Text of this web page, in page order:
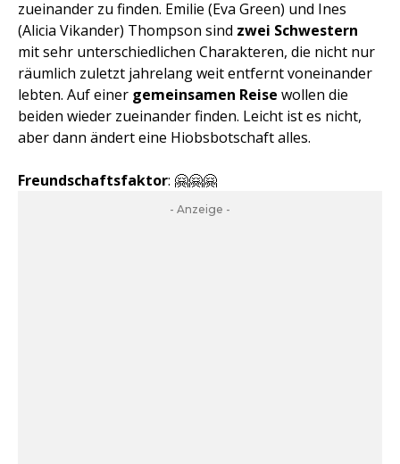
zueinander zu finden. Emilie (Eva Green) und Ines
(Alicia Vikander) Thompson sind zwei Schwestern
mit sehr unterschiedlichen Charakteren, die nicht nur
räumlich zuletzt jahrelang weit entfernt voneinander
lebten. Auf einer gemeinsamen Reise wollen die
beiden wieder zueinander finden. Leicht ist es nicht,
aber dann ändert eine Hiobsbotschaft alles.
Freundschaftsfaktor: 🤗🤗🤗
- Anzeige -